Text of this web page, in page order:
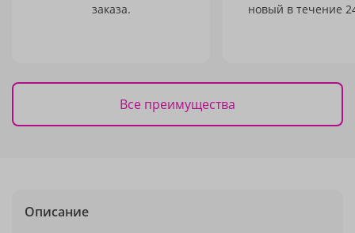
заказа.
новый в течение
Все преимущества
Описание